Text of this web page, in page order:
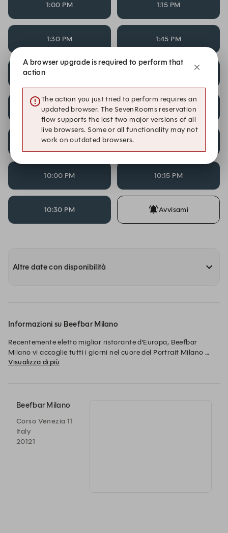
1:00 PM 1:15 PM
1:30 PM 1:45 PM
2:30 PM 7:30 PM
7:45 PM
10:00 PM 10:15 PM
10:30 PM Avvisami
Altre date con disponibilità
Informazioni su Beefbar Milano
Recentemente eletto miglior ristorante d’Europa, Beefbar
Milano vi accoglie tutti i giorni nel cuore del Portrait Milano
Hotel*****. In un edificio storico, nel cuore della vivacità di
Visualizza di più
Beefbar Milano
Corso Venezia 11
Italy
20121
A browser upgrade is required to perform that
action
The action you just tried to perform requires an
updated browser. The SevenRooms reservation
flow supports the last two major versions of all
live browsers. Some or all functionality may not
work on outdated browsers.